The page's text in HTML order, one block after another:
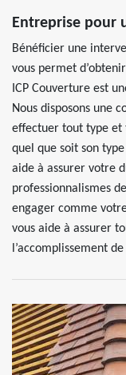
Entreprise pour
Bénéficier une
vous permet
ICP Couverture est
Nous disposons une
effectuer tout type
quel que soit son
aide à assurer votre
professionnalismes
engager comme
vous aide à assurer
l’accomplissement